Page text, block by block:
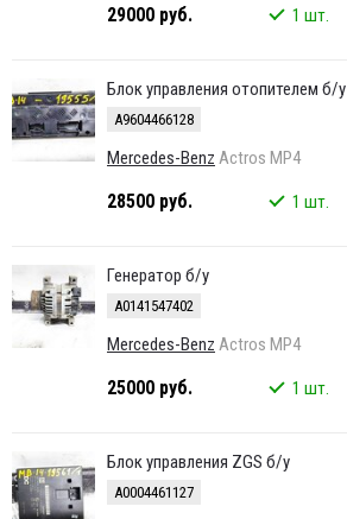
29000 руб. 1 шт.
Блок управления отопителем б/у
A9604466128
Mercedes-Benz Actros MP4
28500 руб. 1 шт.
Генератор б/у
А0141547402
Mercedes-Benz Actros MP4
25000 руб. 1 шт.
Блок управления ZGS б/у
A0004461127